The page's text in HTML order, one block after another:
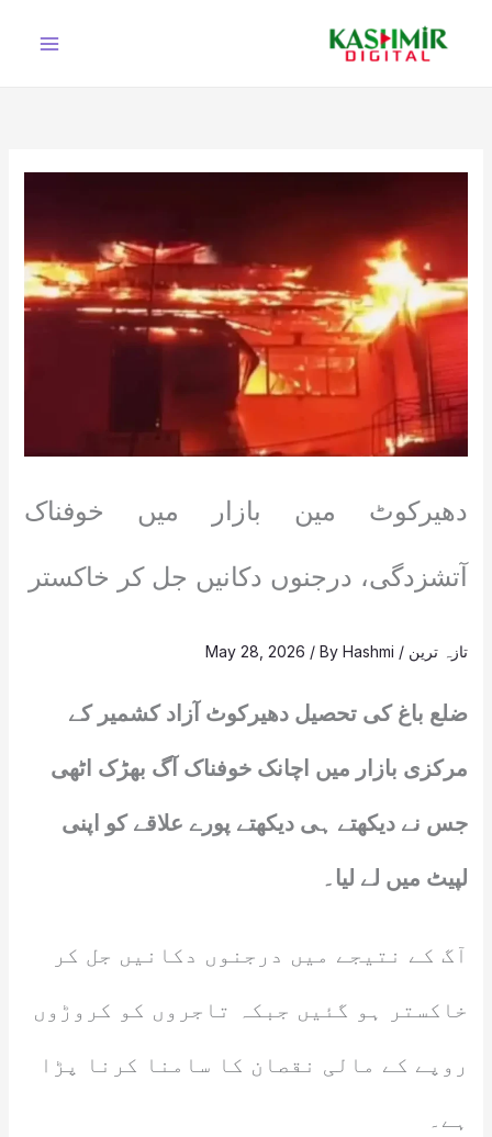
دھیرکوٹ مین بازار میں خوفناک
آتشزدگی، درجنوں دکانیں جل کر خاکستر
تازہ ترین /
May 28, 2026 / ByHashmi
ضلع باغ کی تحصیل دھیرکوٹ آزاد کشمیر کے
مرکزی بازار میں اچانک خوفناک آگ بھڑک اٹھی
جس نے دیکھتے ہی دیکھتے پورے علاقے کو اپنی
لپیٹ میں لے لیا۔
آگ کے نتیجے میں درجنوں دکانیں جل کر
خاکستر ہو گئیں جبکہ تاجروں کو کروڑوں
روپے کے مالی نقصان کا سامنا کرنا پڑا
ہے۔